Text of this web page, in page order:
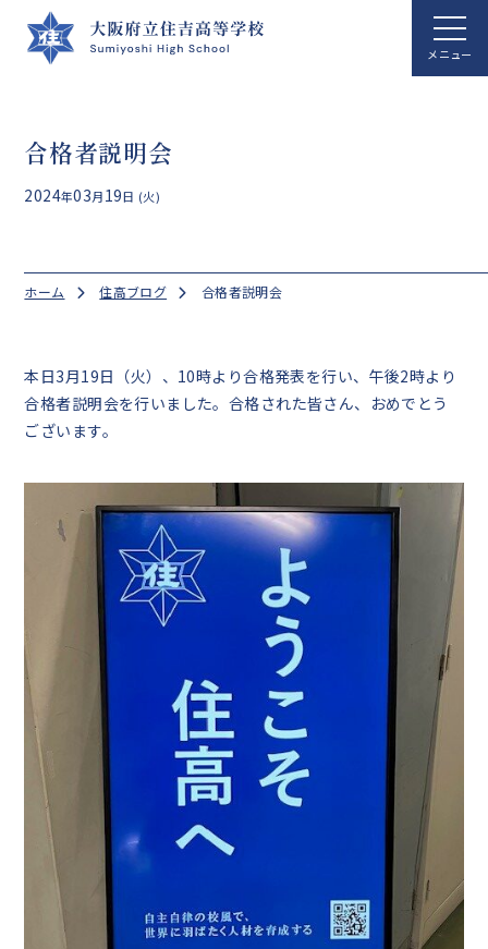
ホーム
学校案内
総合科学科
進路指導
クラブ活動
中学生の皆様へ
在校生・保護者の皆様へ
卒業生の皆様へ
English
探究活動
合格者説明会
2024年03月19日 (火)
ホーム 住高ブログ 合格者説明会
本日3月19日（火）、10時より合格発表を行い、午後2時より
合格者説明会を行いました。合格された皆さん、おめでとう
ございます。